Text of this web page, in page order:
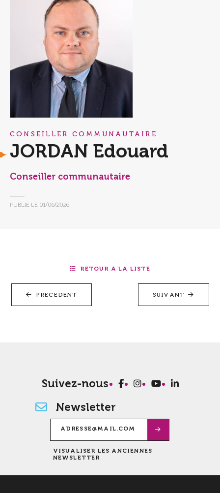
CONSEILLER COMMUNAUTAIRE
JORDAN Edouard
Conseiller communautaire
PUBLIÉ LE 01/06/2026
PRÉCÉDENT
RETOUR À LA LISTE
SUIVANT
Suivez-nous
Newsletter
VISUALISER LES ANCIENNES
NEWSLETTER